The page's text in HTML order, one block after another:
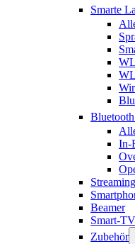
Smarte
In-
Streaming
Beamer
Smart-
Zubehör